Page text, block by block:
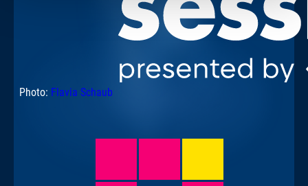
Photo: Flavia Schaub